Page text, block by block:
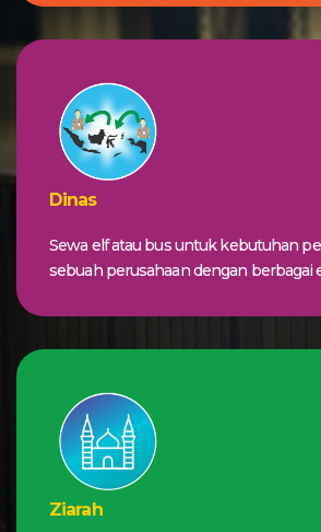
Dinas
Sewa elf atau bus untuk kebutuhan
sebuah perusahaan dengan berbagai
Ziarah